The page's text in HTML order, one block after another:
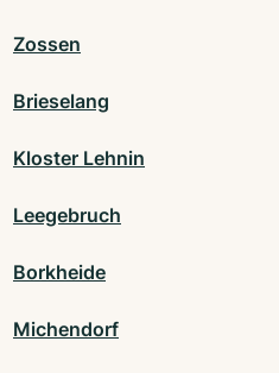
Zossen
Brieselang
Kloster Lehnin
Leegebruch
Borkheide
Michendorf